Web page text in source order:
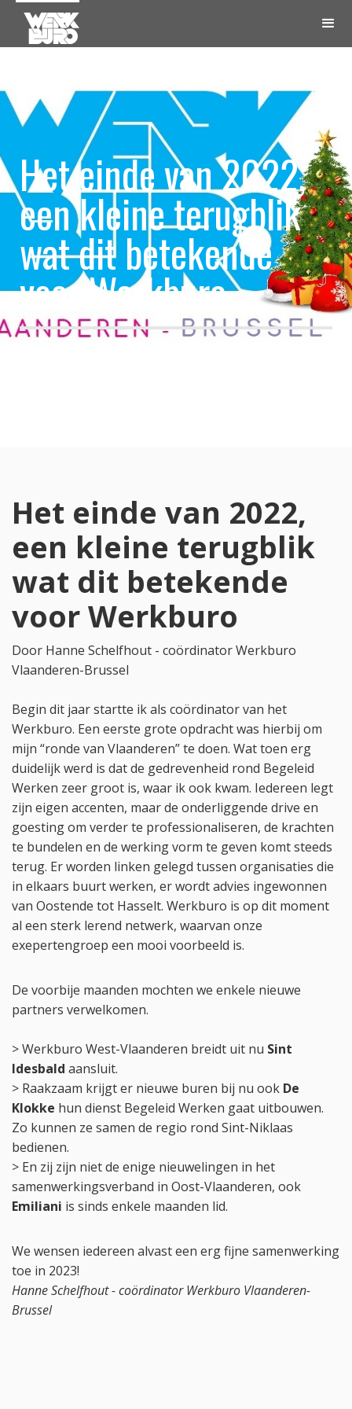
Het einde van 2022,
een kleine terugblik
wat dit betekende
voor Werkburo
Het einde van 2022,
een kleine terugblik
wat dit betekende
voor Werkburo
Door Hanne Schelfhout - coördinator Werkburo
Vlaanderen-Brussel
Begin dit jaar startte ik als coördinator van het
Werkburo. Een eerste grote opdracht was hierbij om
mijn “ronde van Vlaanderen” te doen. Wat toen erg
duidelijk werd is dat de gedrevenheid rond Begeleid
Werken zeer groot is, waar ik ook kwam. Iedereen legt
zijn eigen accenten, maar de onderliggende drive en
goesting om verder te professionaliseren, de krachten
te bundelen en de werking vorm te geven komt steeds
terug. Er worden linken gelegd tussen organisaties die
in elkaars buurt werken, er wordt advies ingewonnen
van Oostende tot Hasselt. Werkburo is op dit moment
al een sterk lerend netwerk, waarvan onze
exepertengroep een mooi voorbeeld is.
De voorbije maanden mochten we enkele nieuwe
partners verwelkomen.
> Werkburo West-Vlaanderen breidt uit nu Sint
Idesbald aansluit.
> Raakzaam krijgt er nieuwe buren bij nu ook De
Klokke hun dienst Begeleid Werken gaat uitbouwen.
Zo kunnen ze samen de regio rond Sint-Niklaas
bedienen.
> En zij zijn niet de enige nieuwelingen in het
samenwerkingsverband in Oost-Vlaanderen, ook
Emiliani is sinds enkele maanden lid.
We wensen iedereen alvast een erg fijne samenwerking
toe in 2023!
Hanne Schelfhout - coördinator Werkburo Vlaanderen-
Brussel